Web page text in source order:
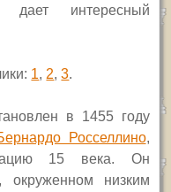
интересный
1, 2,3.
в 1455 году
Росселлино,
15 века. Он
окруженном низким